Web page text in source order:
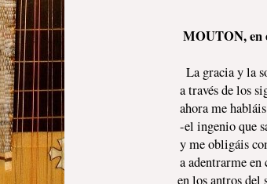
MOUTON, en
La gracia y la
a través de los
ahora me
-el ingenio que
y me obligáis
a adentrarme
en los antros del